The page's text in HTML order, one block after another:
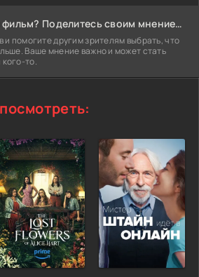
Понравился фильм? Поделитесь своим мнением!
и помогите другим зрителям выбрать, что
Ваше мнение важно и может стать
то.